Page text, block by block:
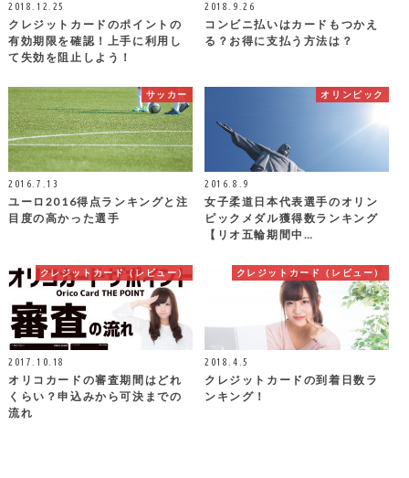
2018.12.25
クレジットカードのポイントの
有効期限を確認！上手に利用し
て失効を阻止しよう！
2018.9.26
コンビニ払いはカードもつかえ
る？お得に支払う方法は？
サッカー
2016.7.13
ユーロ2016得点ランキングと注
目度の高かった選手
オリンピック
2016.8.9
女子柔道日本代表選手のオリン
ピックメダル獲得数ランキング
【リオ五輪期間中…
クレジットカード（レビュー）
2017.10.18
オリコカードの審査期間はどれ
くらい？申込みから可決までの
流れ
クレジットカード（レビュー）
2018.4.5
クレジットカードの到着日数ラ
ンキング！